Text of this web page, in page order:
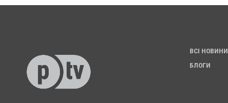
ВСІ НОВИНИ
БЛОГИ